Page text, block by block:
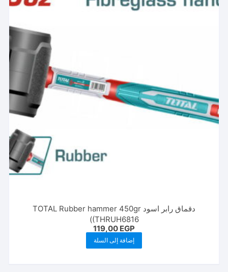
دقماق رابر اسود TOTAL Rubber hammer 450gr
(THRUH6816)
119,00 EGP
إضافة إلى السلة